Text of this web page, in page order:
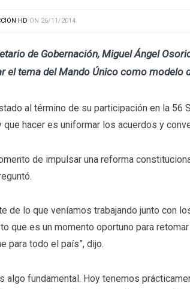
HD ON 26/11/2014
de Gobernación, Miguel Ángel
el tema del Mando Único como modelo
al término de su participación en la 56
que hacer es uniformar los acuerdos y
de impulsar una reforma
de lo que veníamos trabajando junto con
que es un momento oportuno para
para todo el país”, dijo.
algo fundamental. Hoy tenemos